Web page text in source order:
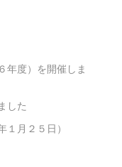
年度）を開催しま
した
月２５日）